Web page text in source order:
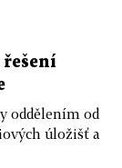
oddělením od
úložišť a